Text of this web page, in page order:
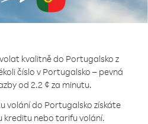
kvalitně do Portugalsko z
číslo v Portugalsko – pevná
od 2.2 ¢ za minutu.
volání do Portugalsko získáte
kreditu nebo tarifu volání.